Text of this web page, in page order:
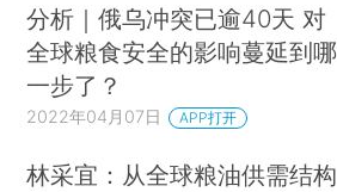
分析｜俄乌冲突已逾40天 对
全球粮食安全的影响蔓延到哪
一步了？
2022年04月07日 APP打开
林采宜：从全球粮油供需结构